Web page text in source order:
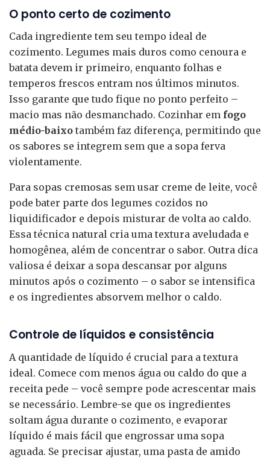
O ponto certo de cozimento
Cada ingrediente tem seu tempo ideal de
cozimento. Legumes mais duros como cenoura e
batata devem ir primeiro, enquanto folhas e
temperos frescos entram nos últimos minutos.
Isso garante que tudo fique no ponto perfeito –
macio mas não desmanchado. Cozinhar em fogo
médio-baixo também faz diferença, permitindo que
os sabores se integrem sem que a sopa ferva
violentamente.
Para sopas cremosas sem usar creme de leite, você
pode bater parte dos legumes cozidos no
liquidificador e depois misturar de volta ao caldo.
Essa técnica natural cria uma textura aveludada e
homogênea, além de concentrar o sabor. Outra dica
valiosa é deixar a sopa descansar por alguns
minutos após o cozimento – o sabor se intensifica
e os ingredientes absorvem melhor o caldo.
Controle de líquidos e consistência
A quantidade de líquido é crucial para a textura
ideal. Comece com menos água ou caldo do que a
receita pede – você sempre pode acrescentar mais
se necessário. Lembre-se que os ingredientes
soltam água durante o cozimento, e evaporar
líquido é mais fácil que engrossar uma sopa
aguada. Se precisar ajustar, uma pasta de amido